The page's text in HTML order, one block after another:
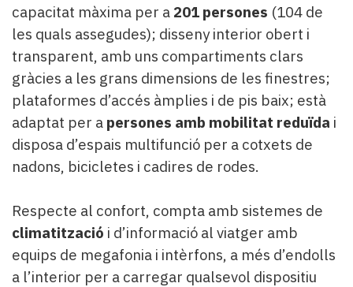
capacitat màxima per a 201 persones (104 de
les quals assegudes); disseny interior obert i
transparent, amb uns compartiments clars
gràcies a les grans dimensions de les finestres;
plataformes d’accés àmplies i de pis baix; està
adaptat per a persones amb mobilitat reduïda i
disposa d’espais multifunció per a cotxets de
nadons, bicicletes i cadires de rodes.
Respecte al confort, compta amb sistemes de
climatització i d’informació al viatger amb
equips de megafonia i intèrfons, a més d’endolls
a l’interior per a carregar qualsevol dispositiu